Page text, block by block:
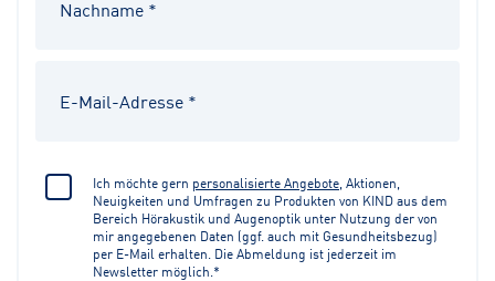
Ich möchte gern personalisierte Angebote , Aktionen,
Neuigkeiten und Umfragen zu Produkten von KIND aus dem
Bereich Hörakustik und Augenoptik unter Nutzung der von
mir angegebenen Daten (ggf. auch mit Gesundheitsbezug)
per E-Mail erhalten. Die Abmeldung ist jederzeit im
Newsletter möglich.*